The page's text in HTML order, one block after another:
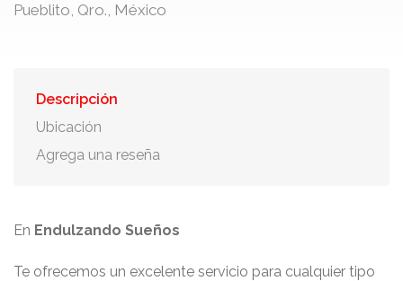
Pueblito, Qro., México
Descripción
Ubicación
Agrega una reseña
En Endulzando Sueños
Te ofrecemos un excelente servicio para cualquier tipo